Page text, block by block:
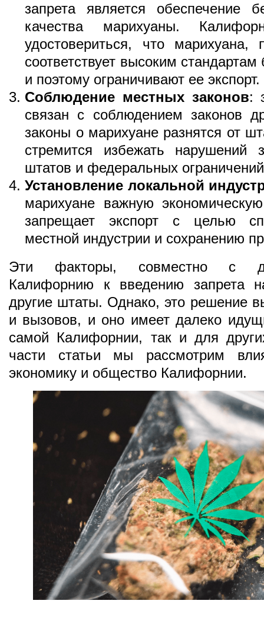
запрета является обеспечение
качества марихуаны.
удостовериться, что марихуана,
соответствует высоким стандартам
и поэтому ограничивают ее экспорт.
Соблюдение местных законов:
связан с соблюдением законов
законы о марихуане разнятся от
стремится избежать нарушений
штатов и федеральных
Установление локальной
марихуане важную
запрещает экспорт с целью
местной индустрии и сохранению
Эти факторы, совместно с
Калифорнию к введению запрета
другие штаты. Однако, это решение
и вызовов, и оно имеет далеко
самой Калифорнии, так и для
части статьи мы рассмотрим
экономику и общество Калифорнии.